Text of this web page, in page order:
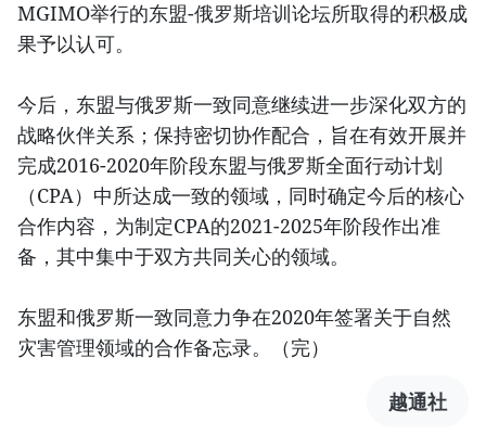
MGIMO举行的东盟-俄罗斯培训论坛所取得的积极成
果予以认可。
今后，东盟与俄罗斯一致同意继续进一步深化双方的
战略伙伴关系；保持密切协作配合，旨在有效开展并
完成2016-2020年阶段东盟与俄罗斯全面行动计划
（CPA）中所达成一致的领域，同时确定今后的核心
合作内容，为制定CPA的2021-2025年阶段作出准
备，其中集中于双方共同关心的领域。
东盟和俄罗斯一致同意力争在2020年签署关于自然
灾害管理领域的合作备忘录。（完）
越通社